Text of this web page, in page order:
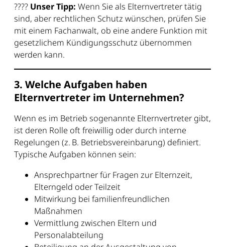
???? Unser Tipp: Wenn Sie als Elternvertreter tätig
sind, aber rechtlichen Schutz wünschen, prüfen Sie
mit einem Fachanwalt, ob eine andere Funktion mit
gesetzlichem Kündigungsschutz übernommen
werden kann.
3. Welche Aufgaben haben
Elternvertreter im Unternehmen?
Wenn es im Betrieb sogenannte Elternvertreter gibt,
ist deren Rolle oft freiwillig oder durch interne
Regelungen (z. B. Betriebsvereinbarung) definiert.
Typische Aufgaben können sein:
Ansprechpartner für Fragen zur Elternzeit,
Elterngeld oder Teilzeit
Mitwirkung bei familienfreundlichen
Maßnahmen
Vermittlung zwischen Eltern und
Personalabteilung